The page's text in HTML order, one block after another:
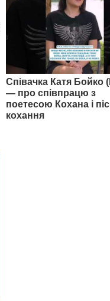
Співачка Катя Бойко
— про співпрацю з
поетесою Кохана і
кохання